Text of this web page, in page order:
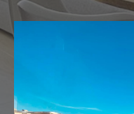
Type